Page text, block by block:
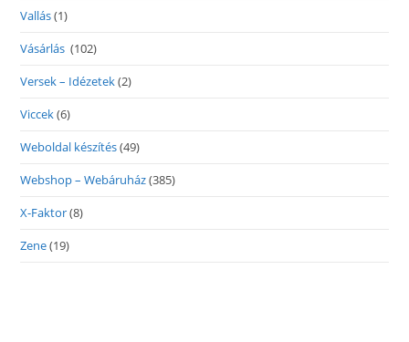
Vallás(1)
Vásárlás (102)
Versek – Idézetek(2)
Viccek(6)
Weboldal készítés(49)
Webshop – Webáruház(385)
X-Faktor(8)
Zene(19)